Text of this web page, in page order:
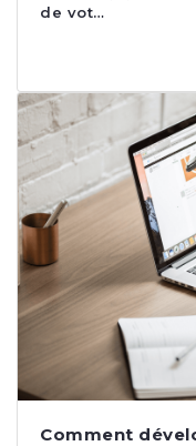
de vot…
Comment